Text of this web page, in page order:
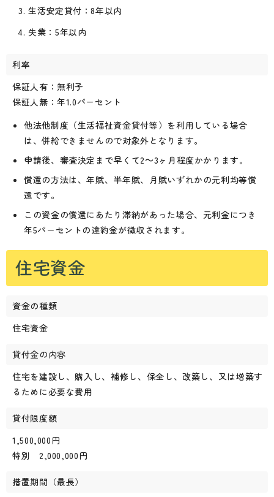
生活安定貸付：8年以内
失業：5年以内
利率
保証人有：無利子
保証人無：年1.0パーセント
他法他制度（生活福祉資金貸付等）を利用している場合
は、併給できませんので対象外となります。
申請後、審査決定まで早くて2～3ヶ月程度かかります。
償還の方法は、年賦、半年賦、月賦いずれかの元利均等償
還です。
この資金の償還にあたり滞納があった場合、元利金につき
年5パーセントの違約金が徴収されます。
住宅資金
資金の種類
住宅資金
貸付金の内容
住宅を建設し、購入し、補修し、保全し、改築し、又は増築す
るために必要な費用
貸付限度額
1,500,000円
特別 2,000,000円
措置期間（最長）